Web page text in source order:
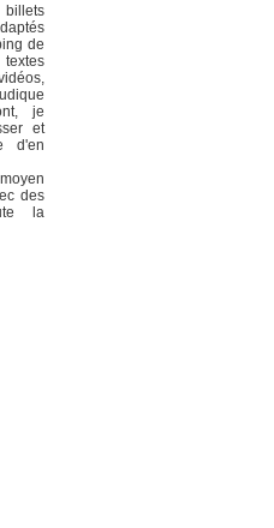
billets
de
je
et
d'en
des
la